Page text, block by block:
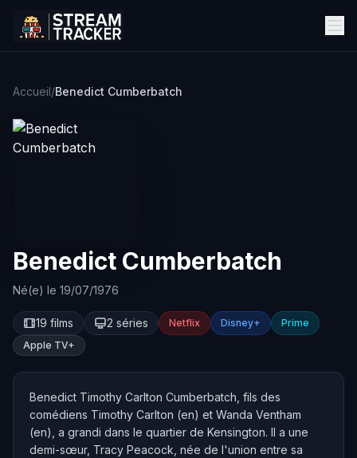
Accueil/Benedict Cumberbatch
Benedict Cumberbatch
Né(e) le 19/07/1976
19 films 2 séries Netflix Disney+
Prime
Apple TV+
Benedict Timothy Carlton Cumberbatch, fils des
comédiens Timothy Carlton (en) et Wanda Ventham
(en), a grandi dans le quartier de Kensington. Il a une
demi-sœur, Tracy Peacock, née de l'union entre sa